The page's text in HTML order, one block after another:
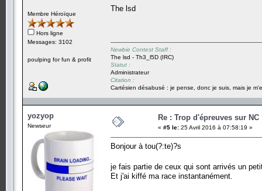
Membre Héroïque
Hors ligne
Messages: 3102
poulping for fun & profit
The lsd
Newbie Contest Staff :
The lsd - Th3_l5D (IRC)
Statut :
Administrateur
Citation :
Cartésien désabusé : je pense, donc je suis, mais je
yozyop
Newseur
Re : Trop d'épreuves sur NC
« #5 le: 25 Avril 2016 à 07:58:19 »
Bonjour à tou(?:te)?s
je fais partie de ceux qui sont arrivés un
Et j'ai kiffé ma race instantanément.